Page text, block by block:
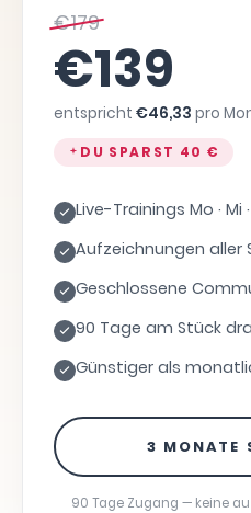
€179
€139
entspricht €46,33 pro
DU SPARST 40 €
Live-Trainings Mo · Mi
Aufzeichnungen aller
Geschlossene
90 Tage am Stück
Günstiger als
3 MONATE
90 Tage Zugang — keine